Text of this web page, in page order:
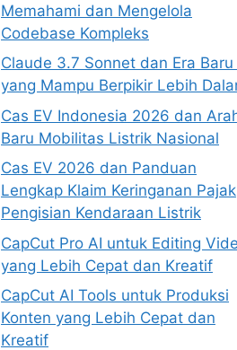
Memahami dan Mengelola
Codebase Kompleks
Claude 3.7 Sonnet dan Era Baru
yang Mampu Berpikir Lebih
Cas EV Indonesia 2026 dan
Baru Mobilitas Listrik Nasional
Cas EV 2026 dan Panduan
Lengkap Klaim Keringanan Pajak
Pengisian Kendaraan Listrik
CapCut Pro AI untuk Editing
yang Lebih Cepat dan Kreatif
CapCut AI Tools untuk Produksi
Konten yang Lebih Cepat dan
Kreatif